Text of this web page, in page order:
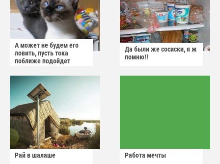
А может не будем его
ловить, пусть тока
поближе подойдет
Да были же сосиски, я ж
помню!!
Рай в шалаше Работа мечты